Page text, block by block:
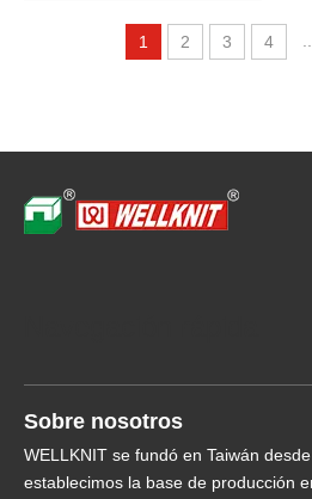
1 2 3 4
Sobre nosotros
WELLKNIT se fundó en Taiwán
establecimos la base de producción